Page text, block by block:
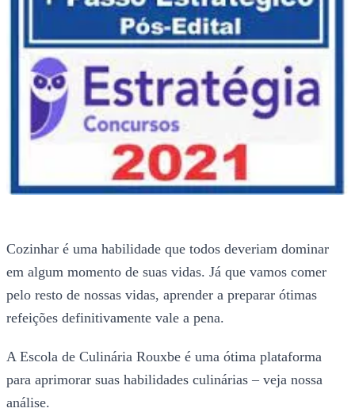
Cozinhar é uma habilidade que todos deveriam dominar
em algum momento de suas vidas. Já que vamos comer
pelo resto de nossas vidas, aprender a preparar ótimas
refeições definitivamente vale a pena.
A Escola de Culinária Rouxbe é uma ótima plataforma
para aprimorar suas habilidades culinárias – veja nossa
análise.